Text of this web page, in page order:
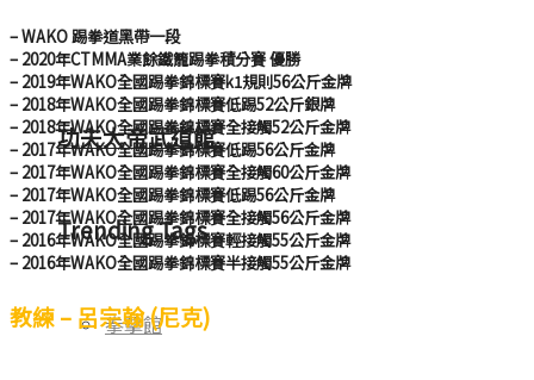
功夫大帝武道館
Trending Tags
拳擊館
– WAKO 踢拳道黑帶一段
– 2020年CTMMA業餘鐵籠踢拳積分賽 優勝
– 2019年WAKO全國踢拳錦標賽k1規則56公斤金牌
– 2018年WAKO全國踢拳錦標賽低踢52公斤銀牌
– 2018年WAKO全國踢拳錦標賽全接觸52公斤金牌
– 2017年WAKO全國踢拳錦標賽低踢56公斤金牌
– 2017年WAKO全國踢拳錦標賽全接觸60公斤金牌
– 2017年WAKO全國踢拳錦標賽低踢56公斤金牌
– 2017年WAKO全國踢拳錦標賽全接觸56公斤金牌
– 2016年WAKO全國踢拳錦標賽輕接觸55公斤金牌
– 2016年WAKO全國踢拳錦標賽半接觸55公斤金牌
教練– 呂宗翰 (尼克)